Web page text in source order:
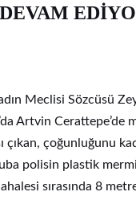
Meclisi Sözcüsü
Artvin Cerattepe’de
çıkan, çoğunluğunu
polisin plastik
sırasında 8